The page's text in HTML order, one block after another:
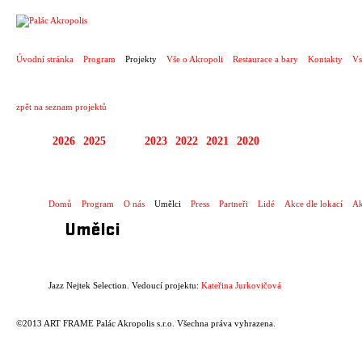
Úvodní stránka Program Projekty Vše o Akropoli Restaurace a bary Kontakty
zpět na seznam projektů
2026 2025 2023 2022 2021 2020
Domů Program O nás Umělci Press Partneři Lidé Akce dle lokací
Umělci
Jazz Nejtek Selection. Vedoucí projektu: Kateřina Jurkovičová
©2013 ART FRAME Palác Akropolis s.r.o. Všechna práva vyhrazena.